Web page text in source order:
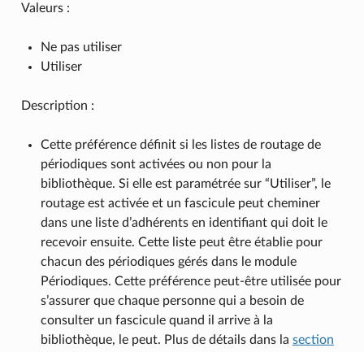
Valeurs :
Ne pas utiliser
Utiliser
Description :
Cette préférence définit si les listes de routage de
périodiques sont activées ou non pour la
bibliothèque. Si elle est paramétrée sur “Utiliser”, le
routage est activée et un fascicule peut cheminer
dans une liste d’adhérents en identifiant qui doit le
recevoir ensuite. Cette liste peut être établie pour
chacun des périodiques gérés dans le module
Périodiques. Cette préférence peut-être utilisée pour
s’assurer que chaque personne qui a besoin de
consulter un fascicule quand il arrive à la
bibliothèque, le peut. Plus de détails dans la section